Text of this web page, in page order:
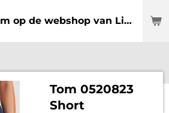
Welkom op de webshop van Lingerie Elly
Tom 0520823
Short